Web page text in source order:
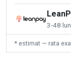
3-48
* estimat — rata